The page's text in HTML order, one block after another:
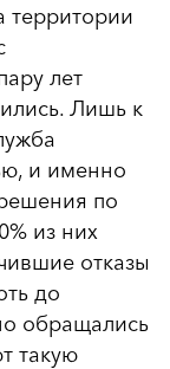
территории
лет
Лишь к
и именно
по
из них
отказы
до
обращались
такую